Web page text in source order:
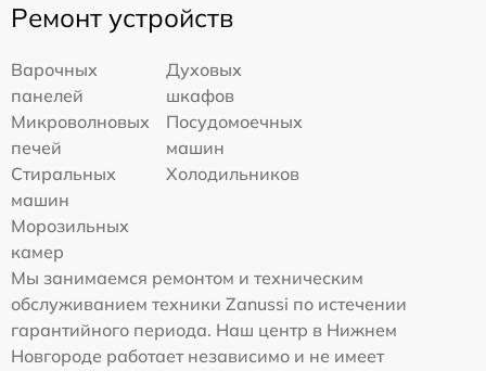
Ремонт устройств
Варочных
панелей
Духовых
шкафов
Микроволновых
печей
Посудомоечных
машин
Стиральных
машин
Холодильников
Морозильных
камер
Мы занимаемся ремонтом и техническим
обслуживанием техники Zanussi по истечении
гарантийного периода. Наш центр в Нижнем
Новгороде работает независимо и не имеет